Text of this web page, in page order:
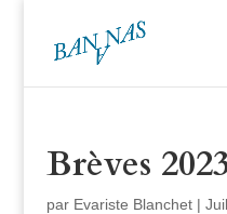
Brèves
par Evariste Blanchet|